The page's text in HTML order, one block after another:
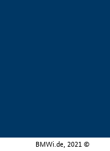
BMWi.de, 2021 ©